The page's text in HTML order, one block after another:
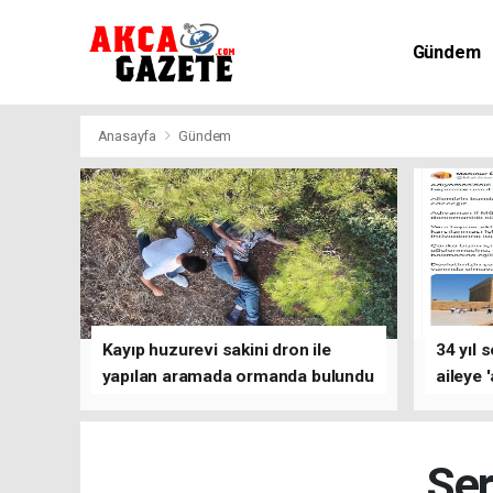
Gündem
Anasayfa Gündem
Kayıp huzurevi sakini dron ile
yapılan aramada ormanda bulundu
34 yıl
aileye